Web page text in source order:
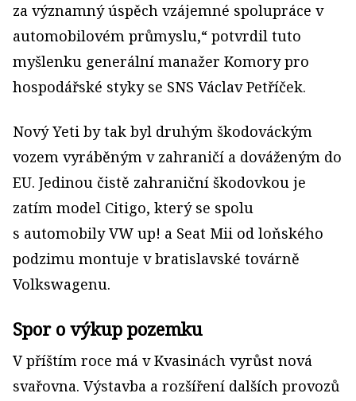
za významný úspěch vzájemné spolupráce v
automobilovém průmyslu,“ potvrdil tuto
myšlenku generální manažer Komory pro
hospodářské styky se SNS Václav Petříček.
Nový Yeti by tak byl druhým škodováckým
vozem vyráběným v zahraničí a dováženým do
EU. Jedinou čistě zahraniční škodovkou je
zatím model Citigo, který se spolu
s automobily VW up! a Seat Mii od loňského
podzimu montuje v bratislavské továrně
Volkswagenu.
Spor o výkup pozemku
V příštím roce má v Kvasinách vyrůst nová
svařovna. Výstavba a rozšíření dalších provozů